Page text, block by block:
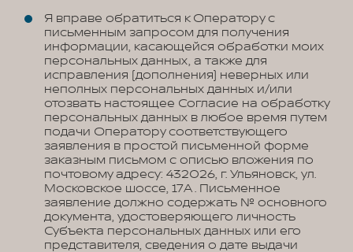
Я вправе обратиться к Оператору с
письменным запросом для получения
информации, касающейся обработки моих
персональных данных, а также для
исправления (дополнения) неверных или
неполных персональных данных и/или
отозвать настоящее Согласие на обработку
персональных данных в любое время путем
подачи Оператору соответствующего
заявления в простой письменной форме
заказным письмом с описью вложения по
почтовому адресу: 432026, г. Ульяновск, ул.
Московское шоссе, 17А . Письменное
заявление должно содержать № основного
документа, удостоверяющего личность
Субъекта персональных данных или его
представителя, сведения о дате выдачи